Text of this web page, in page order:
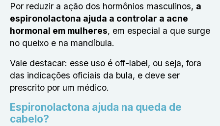
Por reduzir a ação dos hormônios masculinos, a
espironolactona ajuda a controlar a acne
hormonal em mulheres, em especial a que surge
no queixo e na mandíbula.
Vale destacar: esse uso é off-label, ou seja, fora
das indicações oficiais da bula, e deve ser
prescrito por um médico.
Espironolactona ajuda na queda de
cabelo?